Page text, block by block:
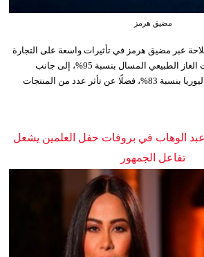
مضيق هرمز
عبر مضيق هرمز في تأثيرات واسعة على التجارة
العالمية، مع تراجع صادرات الغاز الطبيعي المسال بنسبة 95%، إلى جانب
انخفاض صادرات أسمدة اليوريا بنسبة 83%، فضلًا عن تأثر عدد من المنتجات
الوهاب في بروفات حفل العلمين يشعل
تفاعل الجمهور